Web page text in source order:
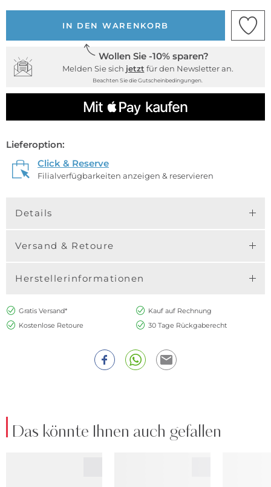
IN DEN WARENKORB
Wollen Sie -10% sparen?
Melden Sie sich jetzt für den Newsletter an.
Beachten Sie die Gutscheinbedingungen.
Lieferoption:
Click & Reserve
Filialverfügbarkeiten anzeigen & reservieren
Details
Versand & Retoure
Herstellerinformationen
Gratis Versand*
Kauf auf Rechnung
Kostenlose Retoure
30 Tage Rückgaberecht
Das könnte Ihnen auch gefallen